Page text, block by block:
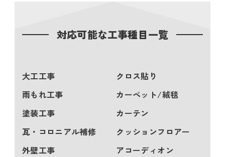
対応可能な工事種目一覧
大工工事
雨もれ工事
塗装工事
瓦・コロニアル補修
外壁工事
クロス貼り
カーペット/絨毯
カーテン
クッションフロアー
アコーディオン